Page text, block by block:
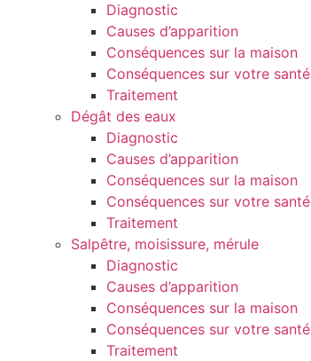
Diagnostic
Causes d’apparition
Conséquences sur la maison
Conséquences sur votre santé
Traitement
Dégât des eaux
Diagnostic
Causes d’apparition
Conséquences sur la maison
Conséquences sur votre santé
Traitement
Salpêtre, moisissure, mérule
Diagnostic
Causes d’apparition
Conséquences sur la maison
Conséquences sur votre santé
Traitement